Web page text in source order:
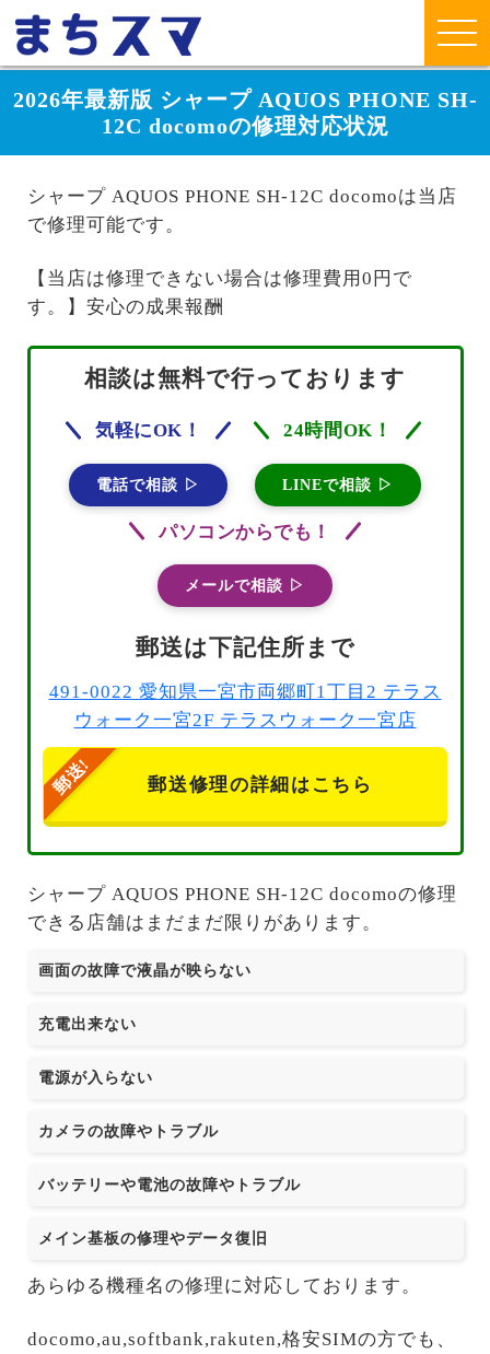
2026年最新版 シャープ AQUOS PHONE SH-
12C docomoの修理対応状況
シャープ AQUOS PHONE SH-12C docomoは当店
で修理可能です。
【当店は修理できない場合は修理費用0円で
す。】安心の成果報酬
相談は無料で行っております
気軽にOK！
電話で相談 ▷
24時間OK！
LINEで相談 ▷
パソコンからでも！
メールで相談 ▷
郵送は下記住所まで
491-0022 愛知県一宮市両郷町1丁目2 テラス
ウォーク一宮2F テラスウォーク一宮店
郵送修理の詳細はこちら
シャープ AQUOS PHONE SH-12C docomoの修理
できる店舗はまだまだ限りがあります。
画面の故障で液晶が映らない
充電出来ない
電源が入らない
カメラの故障やトラブル
バッテリーや電池の故障やトラブル
メイン基板の修理やデータ復旧
あらゆる機種名の修理に対応しております。
docomo,au,softbank,rakuten,格安SIMの方でも、